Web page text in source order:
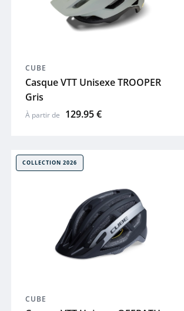
CUBE
Casque VTT Unisexe TROOPER
Gris
À partir de 129.95 €
COLLECTION 2026
CUBE